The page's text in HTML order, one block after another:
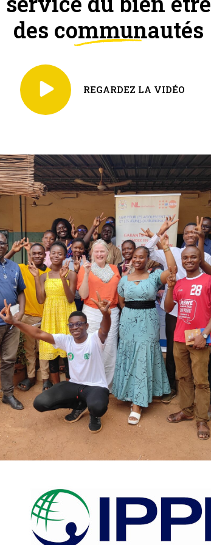
des communautés
REGARDEZ LA VIDÉO